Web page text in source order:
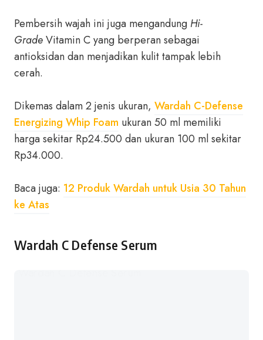
Pembersih wajah ini juga mengandung Hi-
GradeVitamin C yang berperan sebagai
antioksidan dan menjadikan kulit tampak lebih
cerah.
Dikemas dalam 2 jenis ukuran, Wardah C-Defense
Energizing Whip Foam ukuran 50 ml memiliki
harga sekitar Rp24.500 dan ukuran 100 ml sekitar
Rp34.000.
Baca juga: 12 Produk Wardah untuk Usia 30 Tahun
ke Atas
Wardah C Defense Serum